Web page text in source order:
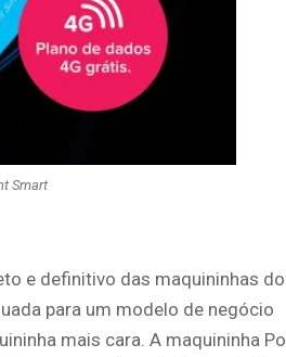
Smart
e definitivo das maquininhas do
para um modelo de negócio
mais cara. A maquininha